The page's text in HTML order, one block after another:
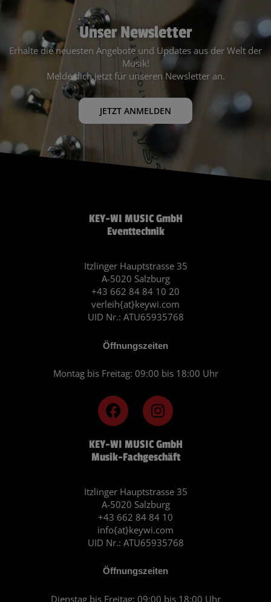
Unser Newsletter
Erhalte die neuesten Angebote und Updates aus der Welt der
Musik!
Melde dich jetzt für unseren Newsletter an.
JETZT ANMELDEN
KEY-WI MUSIC GmbH
Musik-Fachgeschäft
Itzlinger Hauptstrasse 35
A-5020 Salzburg
+43 662 84 84 10
info{at}keywi.com
UID Nr.: ATU65935768
Öffnungszeiten
Dienstag bis Freitag: 09:00 bis 18:00 Uhr
F
a
c
e
b
o
k
I
n
s
t
a
r
a
m
KEY-WI MUSIC GmbH
Eventtechnik
Itzlinger Hauptstrasse 35
A-5020 Salzburg
+43 662 84 84 10 20
verleih{at}keywi.com
UID Nr.: ATU65935768
Öffnungszeiten
Montag bis Freitag: 09:00 bis 18:00 Uhr